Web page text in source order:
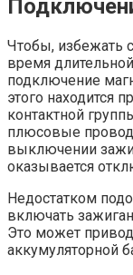
Чтобы, избежать
время
подключение
этого находится
контактной
плюсовые
выключении
оказывается
Недостатком
включать
Это может
аккумуляторной